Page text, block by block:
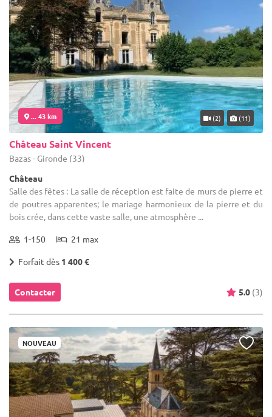
... 43 km (2) (11)
Château Saint Vincent
Bazas - Gironde (33)
Château
Salle des fêtes : La salle de réception est faite de murs de pierre et
de poutres apparentes; le mariage harmonieux de la pierre et du
bois crée, dans cette vaste salle, une atmosphère ...
1-150 21 max
Forfait dès 1 400 €
Contacter 5.0 (3)
NOUVEAU